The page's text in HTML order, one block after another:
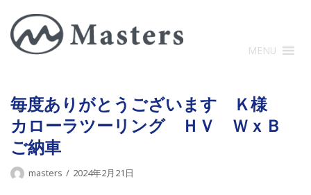
コ
ン
テ
に
ス
キ
ッ
プ
MENU
毎度ありがとうございます Ｋ様
カローラツーリング ＨＶ ＷｘＢ
ご納車
masters 2024年2月21日